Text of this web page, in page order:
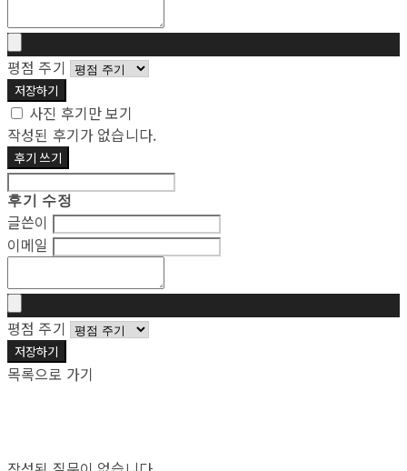
평점 주기
저장하기
사진 후기만 보기
작성된 후기가 없습니다.
후기 쓰기
후기 수정
글쓴이
이메일
평점 주기
저장하기
목록으로 가기